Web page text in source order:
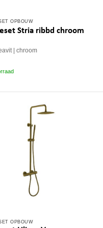
OPBOUW
Stria ribbd chroom
chroom
OPBOUW